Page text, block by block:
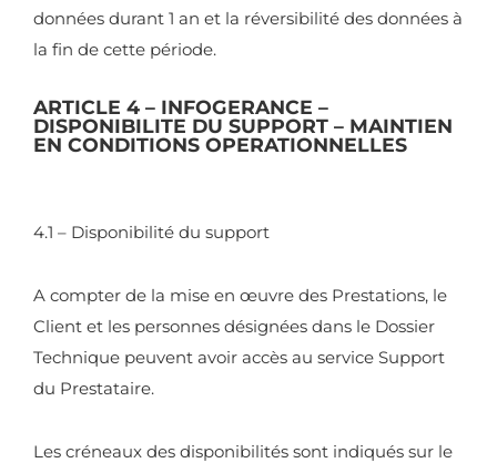
données durant 1 an et la réversibilité des données à
la fin de cette période.
ARTICLE 4 – INFOGERANCE –
DISPONIBILITE DU SUPPORT – MAINTIEN
EN CONDITIONS OPERATIONNELLES
4.1 – Disponibilité du support
A compter de la mise en œuvre des Prestations, le
Client et les personnes désignées dans le Dossier
Technique peuvent avoir accès au service Support
du Prestataire.
Les créneaux des disponibilités sont indiqués sur le